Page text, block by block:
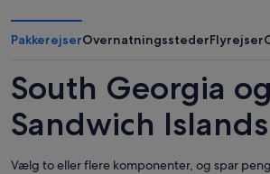
PakkerejserOvernatningsstederFlyrejser
South Georgia
Sandwich Islands
Vælg to eller flere komponenter, og spar